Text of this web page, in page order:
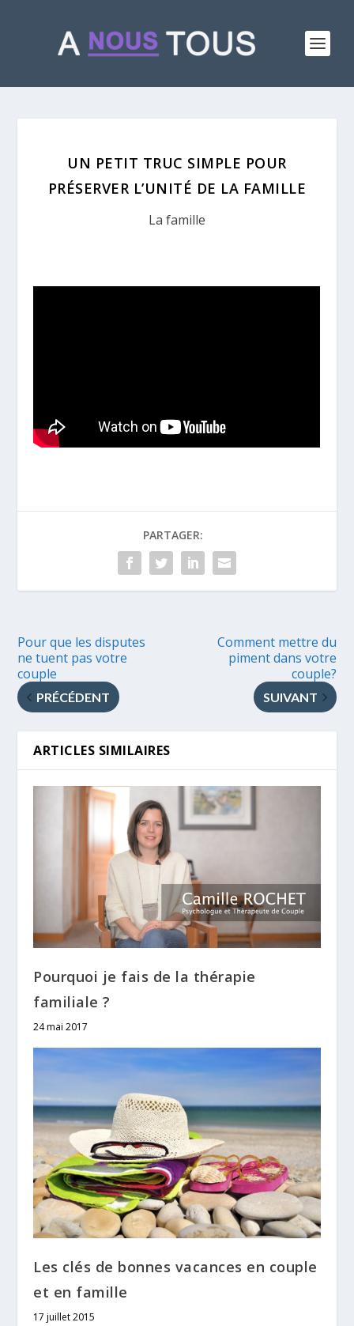
UN PETIT TRUC SIMPLE POUR
PRÉSERVER L’UNITÉ DE LA FAMILLE
La famille
PARTAGER:
Pour que les disputes
ne tuent pas votre
couple
PRÉCÉDENT
Comment mettre du
piment dans votre
couple?
SUIVANT
ARTICLES SIMILAIRES
Pourquoi je fais de la thérapie
familiale ?
24 mai 2017
Les clés de bonnes vacances en couple
et en famille
17 juillet 2015